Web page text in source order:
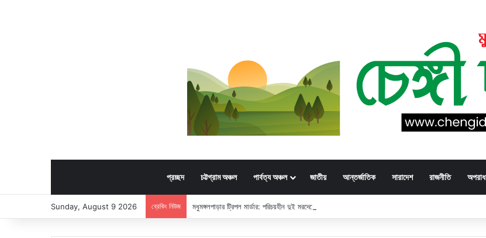
প্রচ্ছদ চট্টগ্রাম অঞ্চল পার্বত্য অঞ্চল জাতীয় আন্তর্জাতিক সারাদেশ রাজনীতি অপরাধ
Sunday, August 9 2026 ব্রেকিং নিউজ মধুমঙ্গলপাড়ার ট্রিপল মার্ডার: পরিচয়হীন দুই মরদেহের স্বজনের খোঁজ পুলিশের